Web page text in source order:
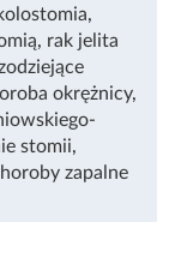
,
, rak jelita
okrężnicy,
stomii,
zapalne